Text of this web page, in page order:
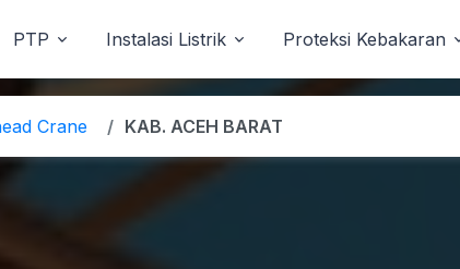
PTP Instalasi Listrik Proteksi Kebakaran
Crane KAB. ACEH BARAT